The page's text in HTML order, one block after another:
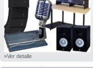
»Ver detalle